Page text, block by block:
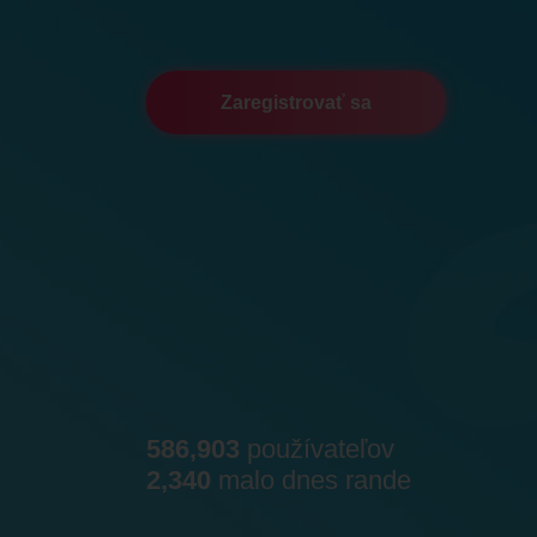
Zaregistrovať sa
586,903 používateľov
2,340 malo dnes rande